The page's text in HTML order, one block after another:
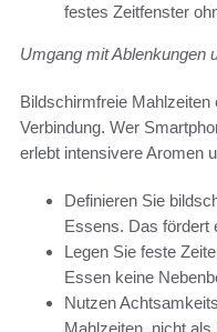
festes Zeitfenster
Umgang mit Ablenkungen
Bildschirmfreie
Verbindung. Wer
erlebt intensivere Aromen
Definieren Sie
Essens. Das fördert
Legen Sie feste
Essen keine
Nutzen